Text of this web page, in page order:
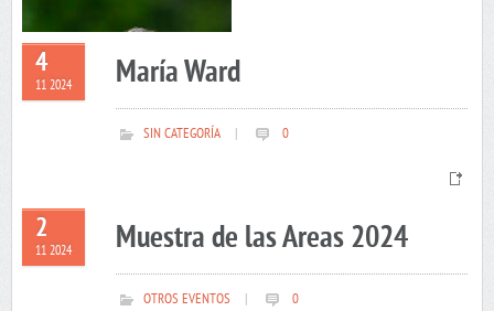
4
11 2024 María Ward
SIN CATEGORÍA 0
2
11 2024 Muestra de las Areas 2024
OTROS EVENTOS 0